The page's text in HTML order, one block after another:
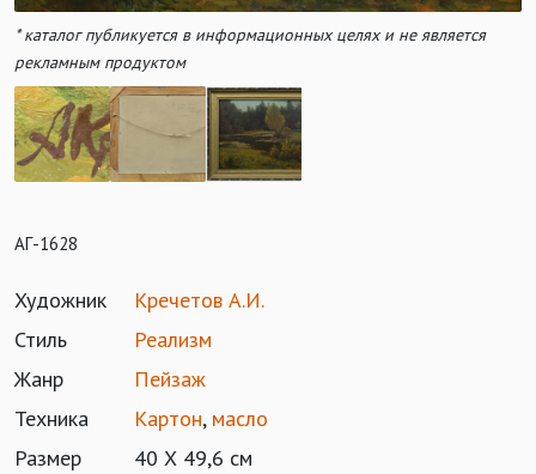
* каталог публикуется в информационных целях и не является
рекламным продуктом
АГ-1628
Художник
Кречетов А.И.
Стиль
Реализм
Жанр
Пейзаж
Техника
Картон, масло
Размер
40 Х 49,6 см